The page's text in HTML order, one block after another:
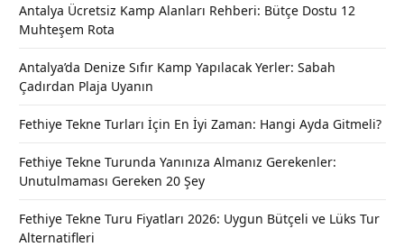
Antalya Ücretsiz Kamp Alanları Rehberi: Bütçe Dostu 12
Muhteşem Rota
Antalya’da Denize Sıfır Kamp Yapılacak Yerler: Sabah
Çadırdan Plaja Uyanın
Fethiye Tekne Turları İçin En İyi Zaman: Hangi Ayda Gitmeli?
Fethiye Tekne Turunda Yanınıza Almanız Gerekenler:
Unutulmaması Gereken 20 Şey
Fethiye Tekne Turu Fiyatları 2026: Uygun Bütçeli ve Lüks Tur
Alternatifleri